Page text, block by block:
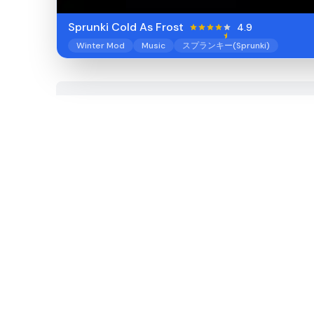
Sprunki Cold As Frost 4.9
Winter Mod Music スプランキー(Sprunki)